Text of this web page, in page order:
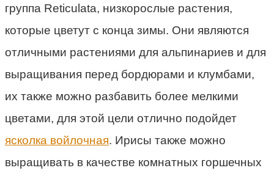
группа Reticulata, низкорослые растения,
которые цветут с конца зимы. Они являются
отличными растениями для альпинариев и для
выращивания перед бордюрами и клумбами,
их также можно разбавить более мелкими
цветами, для этой цели отлично подойдет
ясколка войлочная. Ирисы также можно
выращивать в качестве комнатных горшечных